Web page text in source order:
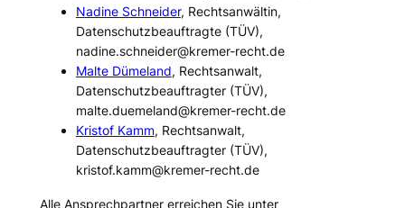
Nadine Schneider, Rechtsanwältin,
Datenschutzbeauftragte (TÜV),
nadine.schneider@kremer-recht.de
Malte Dümeland, Rechtsanwalt,
Datenschutzbeauftragter (TÜV),
malte.duemeland@kremer-recht.de
Kristof Kamm, Rechtsanwalt,
Datenschutzbeauftragter (TÜV),
kristof.kamm@kremer-recht.de
Alle Ansprechpartner erreichen Sie unter